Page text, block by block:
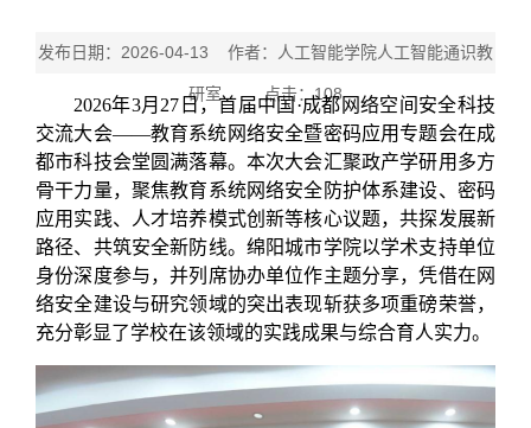
发布日期：2026-04-13 作者：人工智能学院人工智能通识教
研室 点击：108
2026年3月27日，首届中国·成都网络空间安全科技
交流大会——教育系统网络安全暨密码应用专题会在成
都市科技会堂圆满落幕。本次大会汇聚政产学研用多方
骨干力量，聚焦教育系统网络安全防护体系建设、密码
应用实践、人才培养模式创新等核心议题，共探发展新
路径、共筑安全新防线。绵阳城市学院以学术支持单位
身份深度参与，并列席协办单位作主题分享，凭借在网
络安全建设与研究领域的突出表现斩获多项重磅荣誉，
充分彰显了学校在该领域的实践成果与综合育人实力。